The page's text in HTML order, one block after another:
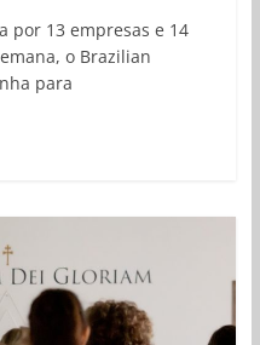
por 13 empresas e 14
o Brazilian
para